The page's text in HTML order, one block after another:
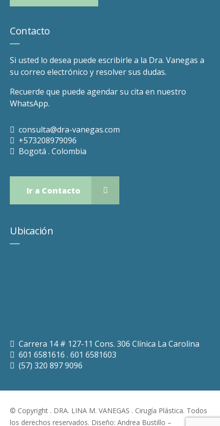
Contacto
Si usted lo desea puede escribirle a la Dra. Vanegas a
su correo electrónico y resolver sus dudas.
Recuerde que puede agendar su cita en nuestro
WhatsApp.
consulta@dra-vanegas.com
+573208979096
Bogotá . Colombia
Ir a Contacto
Ubicación
Carrera 14 # 127-11 Cons. 306 Clínica La Carolina
601 6581616 . 601 6581603
(57) 320 897 9096
© Copyright . DRA. LINA M. VANEGAS . Cirugía Plástica. Todos
los derechos reservados. Diseño: Andrea Bustillo –